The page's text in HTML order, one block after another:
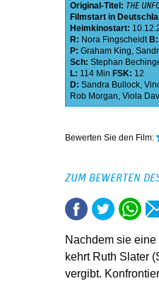
Original-Titel: THE
Filmstart in
Heimkinostart:
R: Nora Fingscheidt B:
P: Graham King,
Sch: Stephan
L: 114 Min FSK: 12
D: Sandra Bullock,
Rob Morgan, Viola
Bewerten Sie den Film:
ZUM BEWERTEN
Nachdem sie
kehrt Ruth Slater
vergibt.